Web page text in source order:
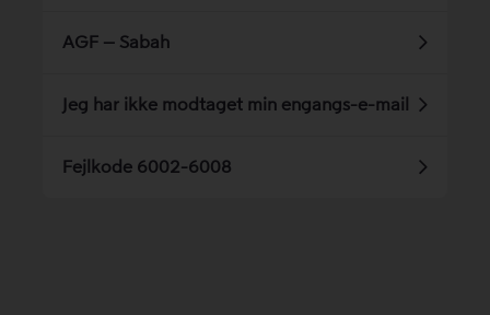
AGF – Sabah
Jeg har ikke modtaget min engangs-e-mail
Fejlkode 6002-6008